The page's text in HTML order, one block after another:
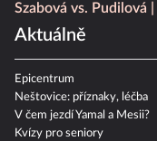
Szabová vs. Pudilová
Aktuálně
Epicentrum
Neštovice: příznaky, léčba
V čem jezdí Yamal a Mesii?
Kvízy pro seniory